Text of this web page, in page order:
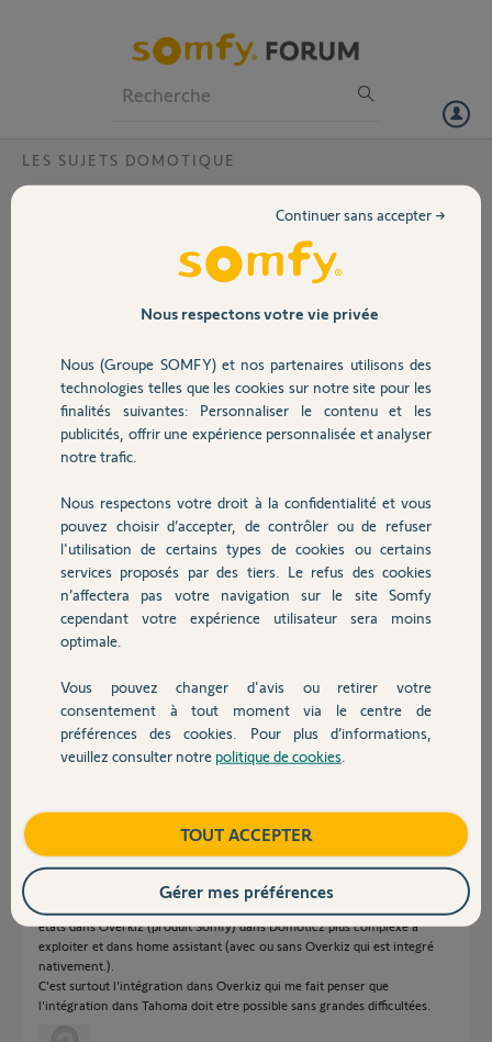
Volet
Sécurité
Domotique
Chauffage
Autres produits
Devis avec un pro
Contact
LES SUJETS DOMOTIQUE
état capteur d'inondation?
j'utilise des capteurs d'inondation pour fermer certains volets en cas
de pluie et de fenêtre ouverte. le problème est qui si la pluie s'arrête
ou que l'on ferme la fenêtre le volet ne remonte pas. le problème
vient du fait que l'on ne peux pas sélectionner l'état du capteur dans
Avez-vous une solution?
quand on clique sur le capteur dans les scenarios l'option modifier
existe mais est inopérante
Merci,
Michel
il y a plus d'un an
Participer au fil de discussion
Réponses
Bonsoir Michel
C'est quelle référence votre détecteur de fuite d'eau ?
C'est un détecteur Aqara WL-S02D. il est reconnu et exploitable avec le 2
états dans Overkiz (produit Somfy) dans Domoticz plus complexe à
exploiter et dans home assistant (avec ou sans Overkiz qui est integré
nativement.).
C'est surtout l'intégration dans Overkiz qui me fait penser que
l'intégration dans Tahoma doit etre possible sans grandes difficultées.
Nous respectons votre vie privée
Nous (Groupe SOMFY) et nos partenaires utilisons des
technologies telles que les cookies sur notre site pour les
finalités suivantes: Personnaliser le contenu et les
publicités, offrir une expérience personnalisée et analyser
notre trafic.
Nous respectons votre droit à la confidentialité et vous
pouvez choisir d’accepter, de contrôler ou de refuser
l'utilisation de certains types de cookies ou certains
services proposés par des tiers. Le refus des cookies
n’affectera pas votre navigation sur le site Somfy
cependant votre expérience utilisateur sera moins
optimale.
Vous pouvez changer d'avis ou retirer votre
consentement à tout moment via le centre de
préférences des cookies. Pour plus d’informations,
veuillez consulter notre politique de cookies
Continuer sans accepter →
TOUT ACCEPTER
Gérer mes préférences